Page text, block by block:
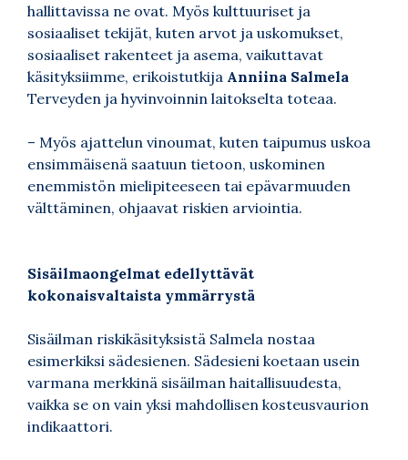
hallittavissa ne ovat. Myös kulttuuriset ja
sosiaaliset tekijät, kuten arvot ja uskomukset,
sosiaaliset rakenteet ja asema, vaikuttavat
käsityksiimme, erikoistutkija Anniina Salmela
Terveyden ja hyvinvoinnin laitokselta toteaa.
– Myös ajattelun vinoumat, kuten taipumus uskoa
ensimmäisenä saatuun tietoon, uskominen
enemmistön mielipiteeseen tai epävarmuuden
välttäminen, ohjaavat riskien arviointia.
Sisäilmaongelmat edellyttävät
kokonaisvaltaista ymmärrystä
Sisäilman riskikäsityksistä Salmela nostaa
esimerkiksi sädesienen. Sädesieni koetaan usein
varmana merkkinä sisäilman haitallisuudesta,
vaikka se on vain yksi mahdollisen kosteusvaurion
indikaattori.